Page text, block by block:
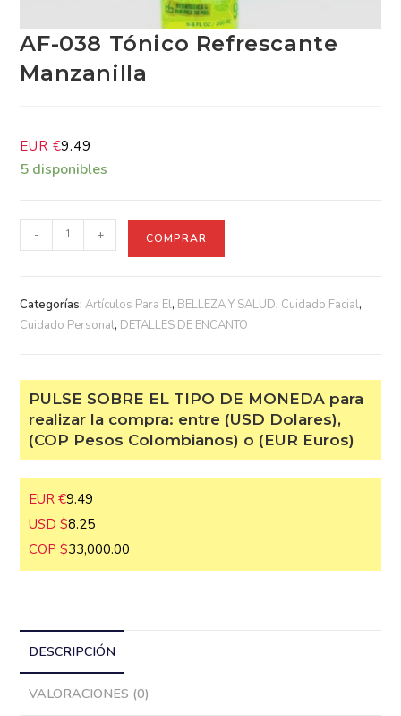
AF-038 Tónico Refrescante
Manzanilla
EUR €9.49
5 disponibles
Categorías: Artículos Para El BELLEZA Y SALUD Cuidado Facial
Cuidado Personal DETALLES DE ENCANTO
PULSE SOBRE EL TIPO DE MONEDA
para realizar la compra: entre (USD
Dolares), (COP Pesos Colombianos) o
(EUR Euros)
USD $
COP $
33,000.00
VALORACIONES (0)